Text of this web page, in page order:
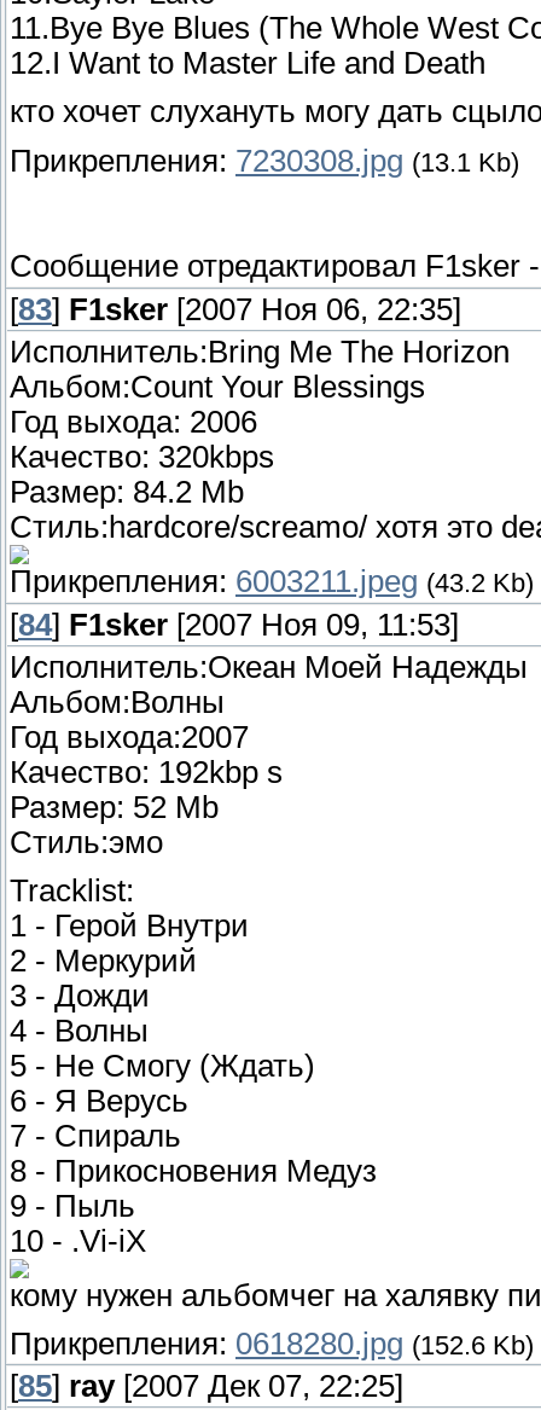
11.Bye Bye Blues (The Whole West
12.I Want to Master Life and Death
кто хочет слухануть могу дать
Прикрепления: 7230308.jpg (13.1 Kb)
Сообщение отредактировал F1sker
[83] F1sker [2007 Ноя 06, 22:35]
Исполнитель:Bring Me The Horizon
Альбом:Count Your Blessings
Год выхода: 2006
Качество: 320kbps
Размер: 84.2 Mb
Стиль:hardcore/screamo/ хотя это
Прикрепления: 6003211.jpeg (43.2 Kb)
[84] F1sker [2007 Ноя 09, 11:53]
Исполнитель:Океан Моей Надежды
Альбом:Волны
Год выхода:2007
Качество: 192kbp s
Размер: 52 Mb
Стиль:эмо
Tracklist:
1 - Герой Внутри
2 - Меркурий
3 - Дожди
4 - Волны
5 - Не Смогу (Ждать)
6 - Я Верусь
7 - Спираль
8 - Прикосновения Медуз
9 - Пыль
10 - .Vi-iX
кому нужен альбомчег на халявку
Прикрепления: 0618280.jpg (152.6 Kb)
[85] ray[2007 Дек 07, 22:25]